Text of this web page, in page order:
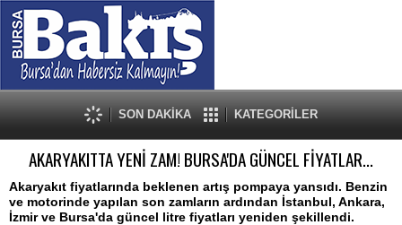
SON DAKİKA KATEGORİLER
AKARYAKITTA YENİ ZAM! BURSA'DA GÜNCEL FİYATLAR...
Akaryakıt fiyatlarında beklenen artış pompaya yansıdı. Benzin
ve motorinde yapılan son zamların ardından İstanbul, Ankara,
İzmir ve Bursa'da güncel litre fiyatları yeniden şekillendi.